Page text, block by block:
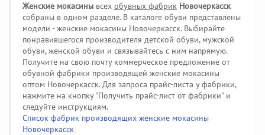
Женские мокасины всех обувных фабрик Новочеркасск
собраны в одном разделе. В каталоге обуви представлены
модели - женские мокасины Новочеркасск. Выбирайте
понравившегося производителя детской обуви, мужской
обуви, женской обуви и связывайтесь с ним напрямую.
Получите на свою почту коммерческое предложение от
обувной фабрики производящей женские мокасины
оптом Новочеркасск. Для запроса прайс-листа у фабрики,
нажмите на кнопку "Получить прайс-лист от фабрики" и
следуйте инструкциям.
Список фабрик производящих женские мокасины
Новочеркасск